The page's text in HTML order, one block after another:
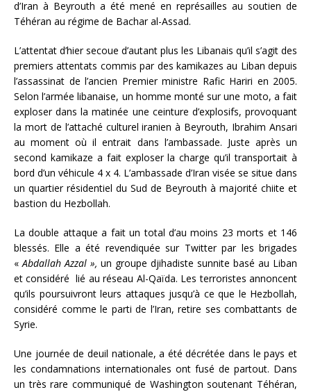
d’Iran à Beyrouth a été mené en représailles au soutien de
Téhéran au régime de Bachar al-Assad.
L’attentat d’hier secoue d’autant plus les Libanais qu’il s’agit des
premiers attentats commis par des kamikazes au Liban depuis
l’assassinat de l’ancien Premier ministre Rafic Hariri en 2005.
Selon l’armée libanaise, un homme monté sur une moto, a fait
exploser dans la matinée une ceinture d’explosifs, provoquant
la mort de l’attaché culturel iranien à Beyrouth, Ibrahim Ansari
au moment où il entrait dans l’ambassade. Juste après un
second kamikaze a fait exploser la charge qu’il transportait à
bord d’un véhicule 4 x 4. L’ambassade d’Iran visée se situe dans
un quartier résidentiel du Sud de Beyrouth à majorité chiite et
bastion du Hezbollah.
La double attaque a fait un total d’au moins 23 morts et 146
blessés. Elle a été revendiquée sur Twitter par les brigades
«Abdallah Azzal », un groupe djihadiste sunnite basé au Liban
et considéré lié au réseau Al-Qaïda. Les terroristes annoncent
qu’ils poursuivront leurs attaques jusqu’à ce que le Hezbollah,
considéré comme le parti de l’Iran, retire ses combattants de
Syrie.
Une journée de deuil nationale, a été décrétée dans le pays et
les condamnations internationales ont fusé de partout. Dans
un très rare communiqué de Washington soutenant Téhéran,